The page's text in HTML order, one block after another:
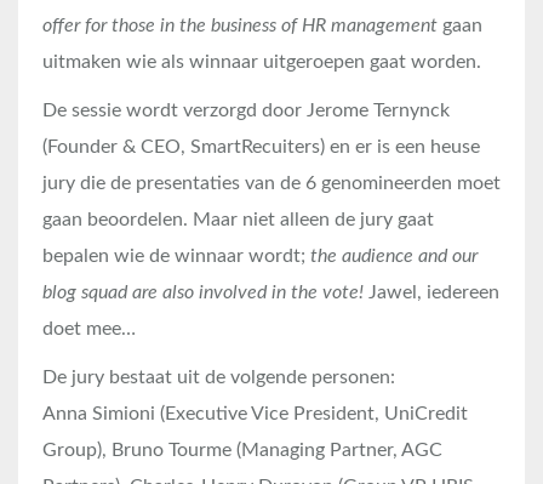
offer for those in the business of HR management gaan
uitmaken wie als winnaar uitgeroepen gaat worden.
De sessie wordt verzorgd door Jerome Ternynck
(Founder & CEO, SmartRecuiters) en er is een heuse
jury die de presentaties van de 6 genomineerden moet
gaan beoordelen. Maar niet alleen de jury gaat
bepalen wie de winnaar wordt; the audience and our
blog squad are also involved in the vote! Jawel, iedereen
doet mee…
De jury bestaat uit de volgende personen:
Anna Simioni (Executive Vice President, UniCredit
Group), Bruno Tourme (Managing Partner, AGC